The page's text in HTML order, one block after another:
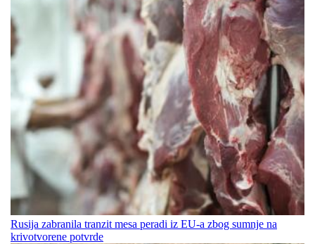
Rusija zabranila tranzit mesa peradi iz EU-a zbog sumnje na
krivotvorene potvrde